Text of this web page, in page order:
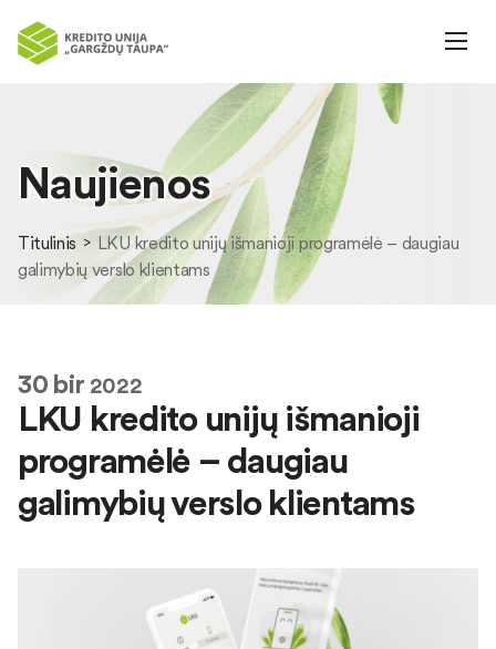
Naujienos
Titulinis
LKU kredito unijų išmanioji programėlė – daugiau
galimybių verslo klientams
30bir 2022
LKU kredito unijų išmanioji
programėlė – daugiau
galimybių verslo klientams